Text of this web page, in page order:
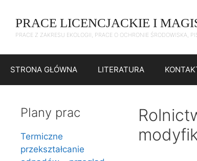
treści
PRACE LICENCJACKIE I
PRACE Z ZAKRESU EKOLOGII, PRACE O OCHRONIE ŚRODOWISKA,
STRONA GŁÓWNA LITERATURA
Plany prac
Termiczne
przekształcanie